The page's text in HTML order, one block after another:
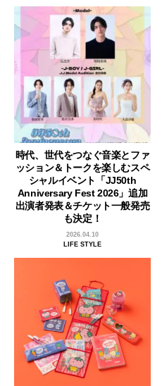
時代、世代をつなぐ音楽とファ
ッション＆トークを楽しむスペ
シャルイベント「JJ50th
Anniversary Fest 2026」追加
出演者発表＆チケット一般発売
も決定！
2026.04.10
LIFE STYLE